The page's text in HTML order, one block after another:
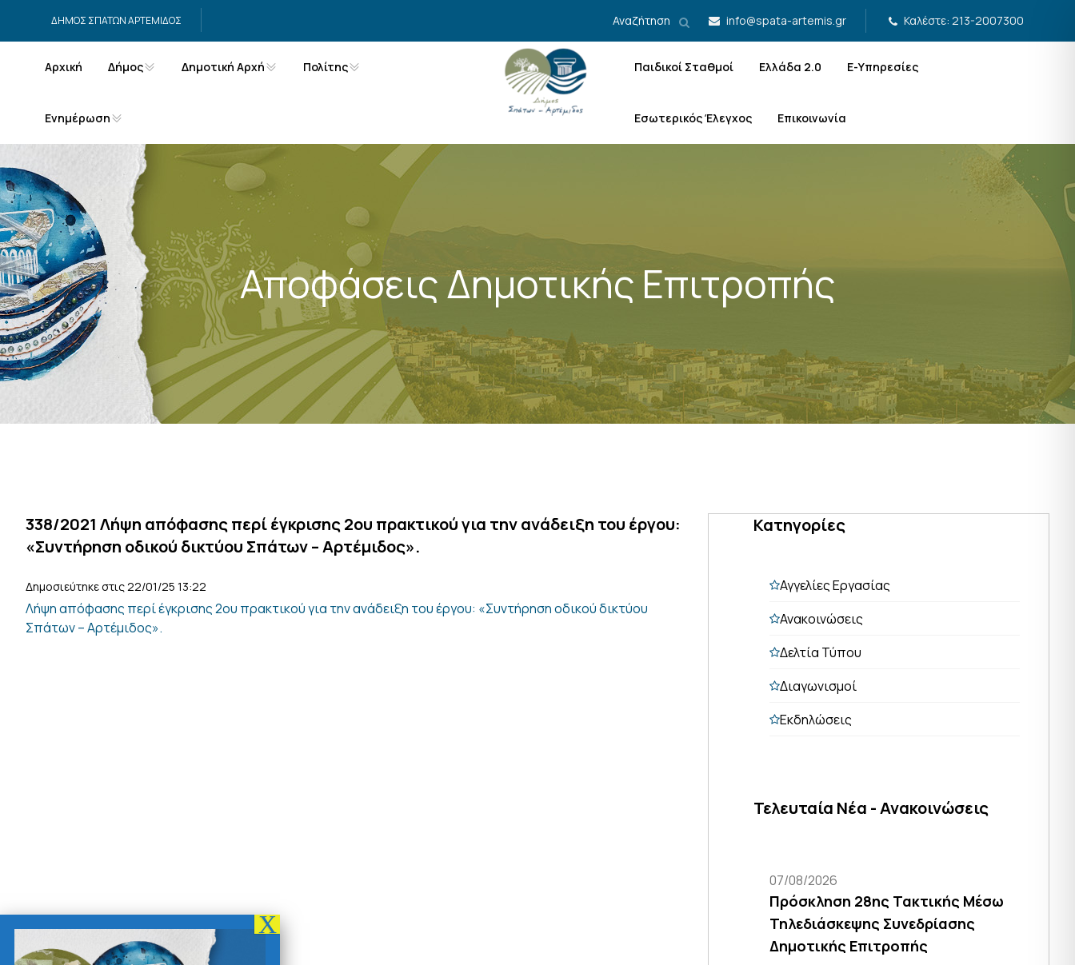
ΔΗΜΟΣ ΣΠΑΤΩΝ ΑΡΤΕΜΙΔΟΣ Αναζήτηση info@spata-artemis.gr Καλέστε: 213-2007300
Αρχική Δήμος Δημοτική Αρχή Πολίτης
Ενημέρωση
Παιδικοί Σταθμοί Ελλάδα 2.0 Ε-Υπηρεσίες
Εσωτερικός Έλεγχος Επικοινωνία
Αποφάσεις Δημοτικής Επιτροπής
338/2021 Λήψη απόφασης περί έγκρισης 2ου πρακτικού για την ανάδειξη του έργου:
«Συντήρηση οδικού δικτύου Σπάτων – Αρτέμιδος».
Δημοσιεύτηκε στις 22/01/25 13:22
Λήψη απόφασης περί έγκρισης 2ου πρακτικού για την ανάδειξη του έργου: «Συντήρηση οδικού δικτύου
Σπάτων – Αρτέμιδος».
Κατηγορίες
Αγγελίες Εργασίας
Ανακοινώσεις
Δελτία Τύπου
Διαγωνισμοί
Εκδηλώσεις
Τελευταία Νέα - Ανακοινώσεις
07/08/2026
Πρόσκληση 28ης Τακτικής Μέσω
Τηλεδιάσκεψης Συνεδρίασης
Δημοτικής Επιτροπής